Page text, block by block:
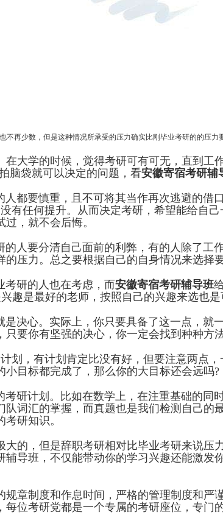
再少数，但是这种情况所承受的压力确实比刚毕业考研的的压
大学的时候，觉得考研可有可无，直到
脑袋就可以决定的问题，看安徽寄宿考研辅
要慎重，且不可将其当作再次逃避的借
有任何提升。从而决定考研，希望能给自
，就不会后悔。
要分清自己面前的利弊，有的人除了工
压力。总之要根据自己的自身情况来选择
研的人也在考虑，而安徽寄宿考研辅导班
趣是最好的老师，按照自己的兴趣来选也
心。实际上，你只要具备了这一点，就
要你有坚强的决心，你一定会找到种种方
，有计划肯定比没有好，但要注意两点
目标都完成了，那么你的大目标还会远吗?
计划。比如在数学上，在注重基础的同
词汇的掌握，而真题也是我们检测自己
研知识。
的，但是辞职考研相对比毕业考研来说
导班，不仅能带动你的学习兴趣还能激
制度和作息时间，严格的管理制度和严
位考研党都是一个专属的考研座位，专